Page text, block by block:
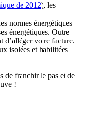
de 2012), les
normes énergétiques
énergétiques. Outre
d’alléger votre facture.
isolées et habilitées
de franchir le pas et de
!